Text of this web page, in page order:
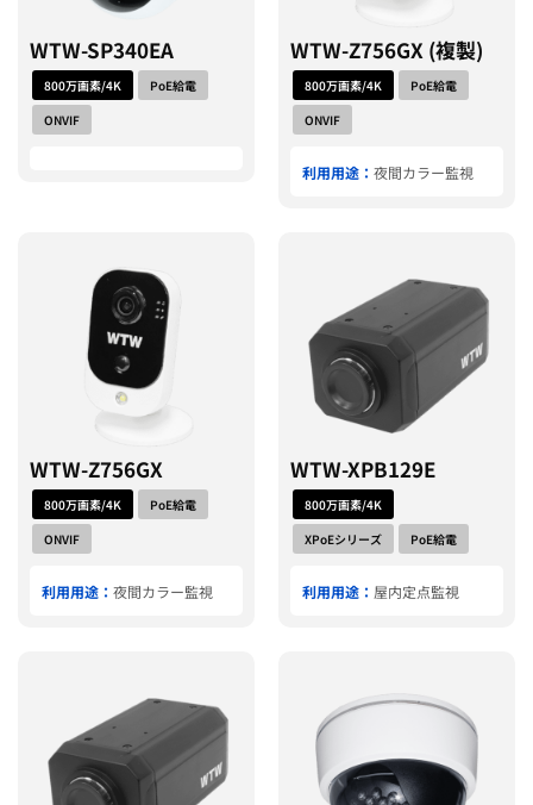
WTW-SP340EA
800万画素/4K
PoE給電
ONVIF
WTW-Z756GX (複製)
800万画素/4K
PoE給電
ONVIF
利用用途： 夜間カラー監視
WTW-Z756GX
800万画素/4K
PoE給電
ONVIF
利用用途： 夜間カラー監視
WTW-XPB129E
800万画素/4K
XPoEシリーズ
PoE給電
利用用途： 屋内定点監視